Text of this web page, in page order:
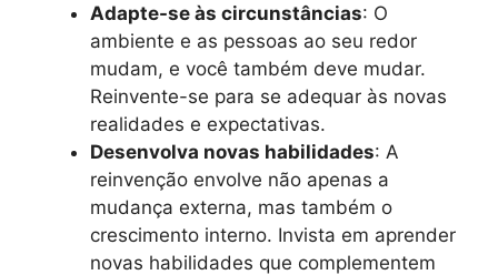
Adapte-se às circunstâncias: O
ambiente e as pessoas ao seu redor
mudam, e você também deve mudar.
Reinvente-se para se adequar às novas
realidades e expectativas.
Desenvolva novas habilidades: A
reinvenção envolve não apenas a
mudança externa, mas também o
crescimento interno. Invista em aprender
novas habilidades que complementem